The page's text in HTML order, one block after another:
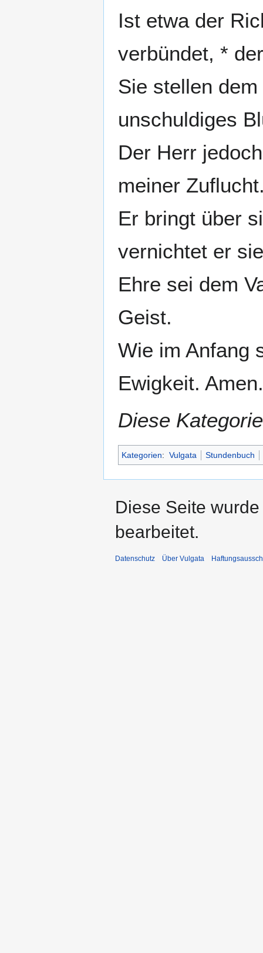
Ist etwa der
verbündet, *
Sie stellen
unschuldiges
Der Herr
meiner
Er bringt über
vernichtet er
Ehre sei dem
Geist.
Wie im Anfang
Ewigkeit. Amen.
Diese
Kategorien: Vulgata Stundenbuch
Diese Seite
bearbeitet.
Datenschutz Über Vulgata